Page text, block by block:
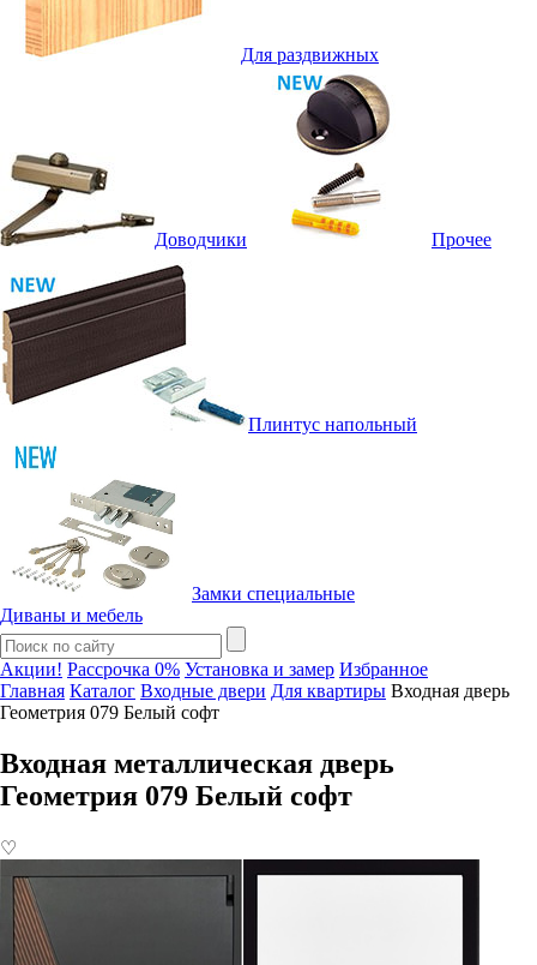
Для раздвижных
Доводчики Прочее
Плинтус напольный
Замки специальные
Диваны и мебель
Акции! Рассрочка 0% Установка и замер Избранное
Главная Каталог Входные двери Для квартиры Входная дверь
Геометрия 079 Белый софт
Входная металлическая дверь
Геометрия 079 Белый софт
♡